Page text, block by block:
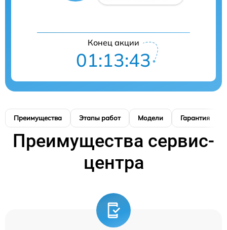
Конец акции
01:13:42
Преимущества Этапы работ Модели Гарантия
Преимущества сервис-
центра